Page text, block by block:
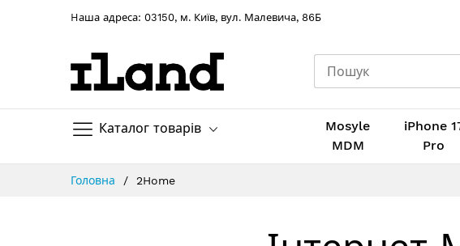
Hаша адреса: 03150, м. Київ, вул. Малевича, 86Б
Каталог товарів
Mosyle
MDM
iPhone
Pro
Головна 2Home